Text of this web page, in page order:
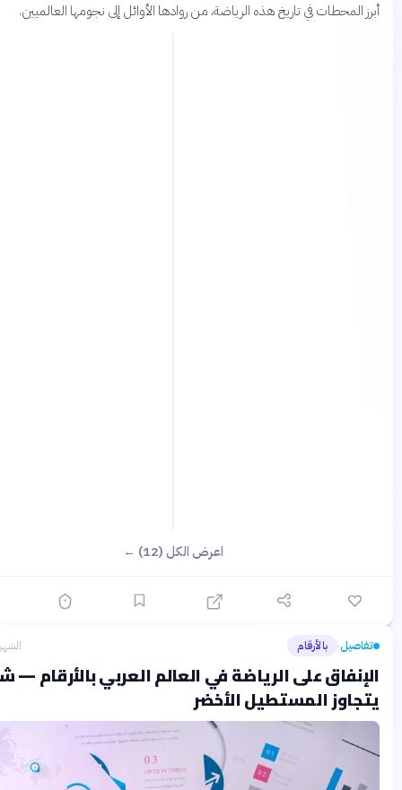
في تاريخ هذه الرياضة، من روادها الأوائل إلى نجومها العالميين.
اعرض الكل (12) ←
بالأرقام الشهر الماضي
على الرياضة في العالم العربي بالأرقام — شغف
المستطيل الأخضر